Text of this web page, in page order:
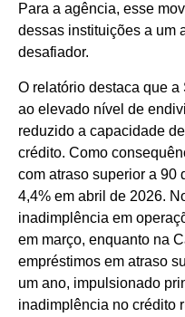
Para a agência, esse
dessas instituições a um
desafiador.
O relatório destaca que
ao elevado nível de
reduzido a capacidade
crédito. Como
com atraso superior a 90
4,4% em abril de 2026.
inadimplência em
em março, enquanto na
empréstimos em atraso
um ano, impulsionado
inadimplência no crédito